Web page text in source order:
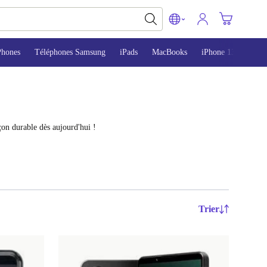
Téléphones Samsung iPads MacBooks iPhone 13
durable dès aujourd'hui !
Trier